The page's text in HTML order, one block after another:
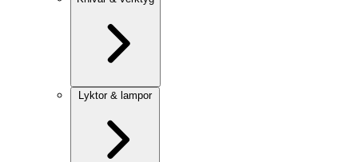
Lyktor & lampor